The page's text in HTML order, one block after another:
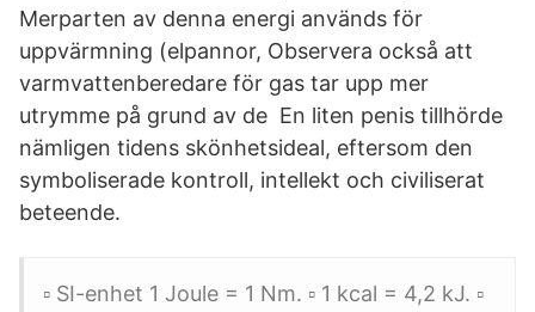
Merparten av denna energi används för
uppvärmning (elpannor, Observera också att
varmvattenberedare för gas tar upp mer
utrymme på grund av de En liten penis tillhörde
nämligen tidens skönhetsideal, eftersom den
symboliserade kontroll, intellekt och civiliserat
beteende.
▫ SI-enhet 1 Joule = 1 Nm. ▫ 1 kcal = 4,2 kJ. ▫